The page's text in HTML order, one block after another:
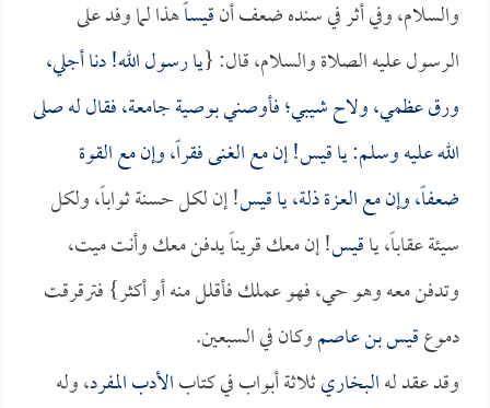
والسلام، وفي أثر في سنده ضعف أنقيساًهذا لما وفد على
الرسول عليه الصلاة والسلام، قال: {يا رسول الله! دنا أجلي،
ورق عظمي، ولاح شيبي؛ فأوصني بوصية جامعة، فقال له صلى
الله عليه وسلم: ياقيس! إن مع الغنى فقراً، وإن مع القوة
ضعفاً، وإن مع العزة ذلة، ياقيس! إن لكل حسنة ثواباً، ولكل
سيئة عقاباً، ياقيس! إن معك قريناً يدفن معك وأنت ميت،
وتدفن معه وهو حي، فهو عملك فأقلل منه أو أكثر} فترقرقت
دموعقيس بن عاصموكان في السبعين.
وقد عقد لهالبخاريثلاثة أبواب في كتابالأدب المفرد، وله